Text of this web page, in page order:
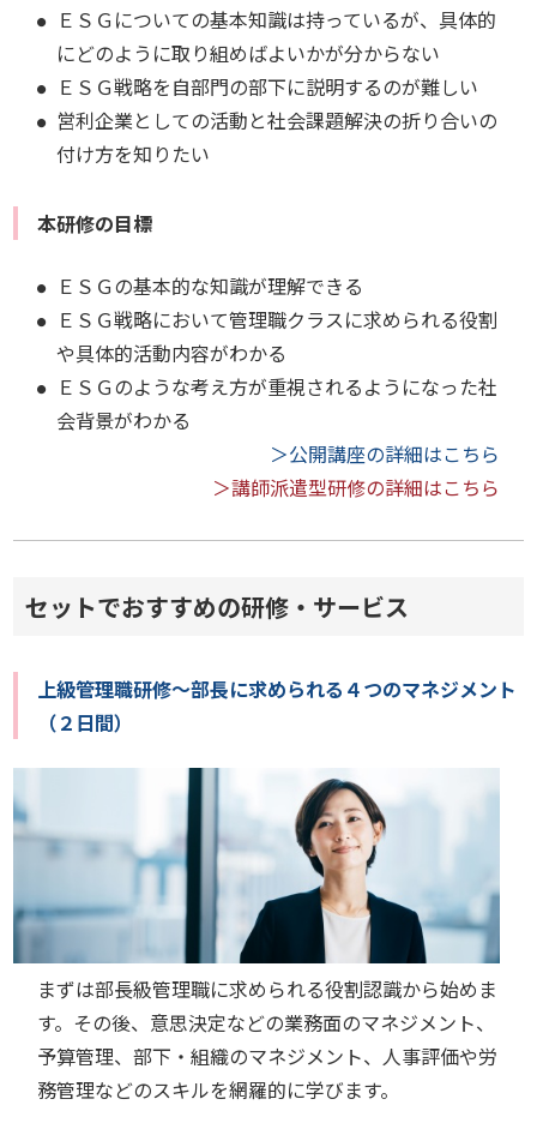
ＥＳＧについての基本知識は持っているが、具体的
にどのように取り組めばよいかが分からない
ＥＳＧ戦略を自部門の部下に説明するのが難しい
営利企業としての活動と社会課題解決の折り合いの
付け方を知りたい
本研修の目標
ＥＳＧの基本的な知識が理解できる
ＥＳＧ戦略において管理職クラスに求められる役割
や具体的活動内容がわかる
ＥＳＧのような考え方が重視されるようになった社
会背景がわかる
＞公開講座の詳細はこちら
＞講師派遣型研修の詳細はこちら
セットでおすすめの研修・サービス
上級管理職研修～部長に求められる４つのマネジメント
（２日間）
まずは部長級管理職に求められる役割認識から始めま
す。その後、意思決定などの業務面のマネジメント、
予算管理、部下・組織のマネジメント、人事評価や労
務管理などのスキルを網羅的に学びます。